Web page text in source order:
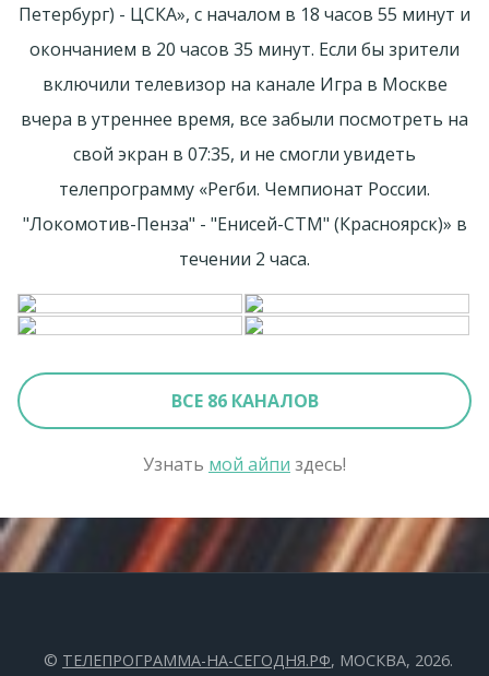
Петербург) - ЦСКА», с началом в 18 часов 55 минут и
окончанием в 20 часов 35 минут. Если бы зрители
включили телевизор на канале Игра в Москве
вчера в утреннее время, все забыли посмотреть на
свой экран в 07:35, и не смогли увидеть
телепрограмму «Регби. Чемпионат России.
"Локомотив-Пенза" - "Енисей-СТМ" (Красноярск)» в
течении 2 часа.
ВСЕ 86 КАНАЛОВ
Узнать мой айпи здесь!
© ТЕЛЕПРОГРАММА-НА-СЕГОДНЯ.РФ, МОСКВА, 2026.